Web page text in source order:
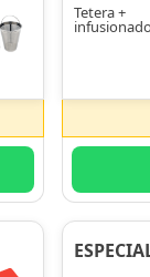
Tetera +